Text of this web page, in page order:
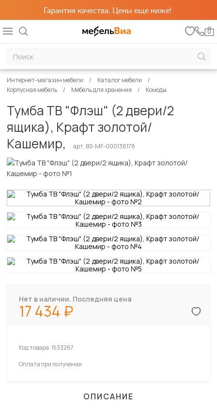
Гарантия качества. Цены еще ниже!
0
Интернет-магазин мебели
Каталог мебели
Корпусная мебель
Мебель для хранения Комоды
Тумба ТВ "Флэш" (2 двери/2
ящика), Крафт золотой/
Кашемир,
арт. BS-MF-000138178
Нет в наличии. Последняя цена
17 434
Код товара:1533267
Оплата при получении
ОПИСАНИЕ